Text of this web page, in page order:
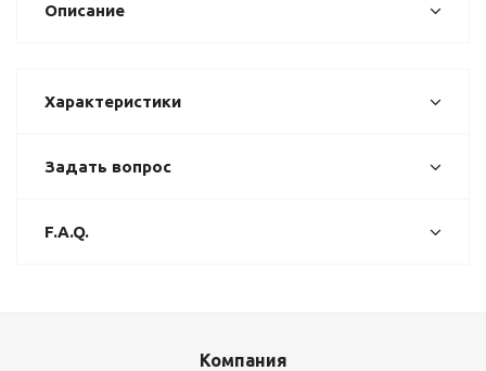
Описание
Характеристики
Задать вопрос
F.A.Q.
Компания